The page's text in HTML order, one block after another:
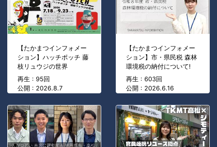
【たかまつインフォメー
ション】ハッチポッチ 藤
枝リュウジの世界
再生 : 95回
公開 : 2026.8.7
【たかまつインフォメー
ション】市・県民税 森林
環境税の納付について!
再生 : 603回
公開 : 2026.6.16